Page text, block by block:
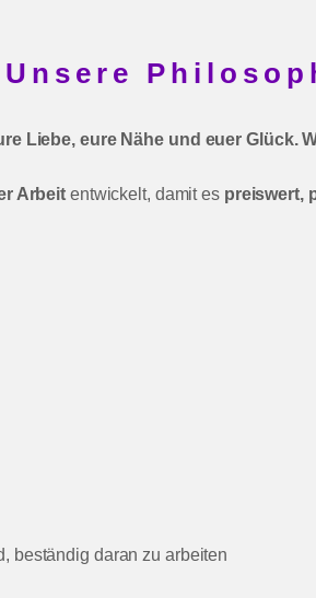
Unsere
Liebe, eure Nähe und euer Glück.
Arbeit entwickelt, damit es preiswert,
beständig daran zu arbeiten